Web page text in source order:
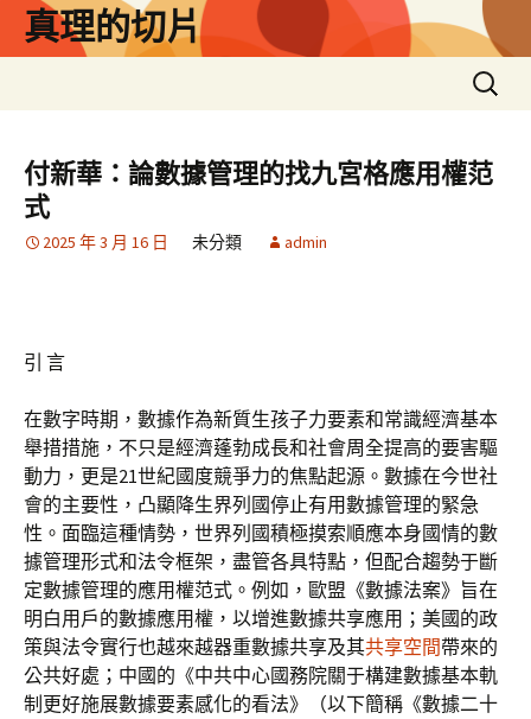
真理的切片
搜
尋
鍵
字:
付新華：論數據管理的找九宮格應用權范
式
2025 年 3 月 16 日 未分類 admin
引 言
在數字時期，數據作為新質生孩子力要素和常識經濟基本
舉措措施，不只是經濟蓬勃成長和社會周全提高的要害驅
動力，更是21世紀國度競爭力的焦點起源。數據在今世社
會的主要性，凸顯降生界列國停止有用數據管理的緊急
性。面臨這種情勢，世界列國積極摸索順應本身國情的數
據管理形式和法令框架，盡管各具特點，但配合趨勢于斷
定數據管理的應用權范式。例如，歐盟《數據法案》旨在
明白用戶的數據應用權，以增進數據共享應用；美國的政
策與法令實行也越來越器重數據共享及其共享空間帶來的
公共好處；中國的《中共中心國務院關于構建數據基本軌
制更好施展數據要素感化的看法》（以下簡稱《數據二十